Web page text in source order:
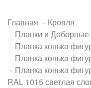
Главная
Кровля
Планки и
Планка конька
Планка конька
Планка конька
RAL 1015 светлая